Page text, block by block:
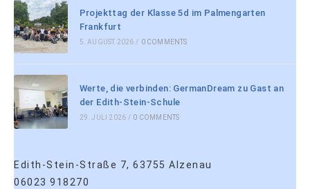
Projekttag der Klasse 5d im Palmengarten
Frankfurt
5. AUGUST 2026 / 0 COMMENTS
Werte, die verbinden: GermanDream zu Gast an
der Edith-Stein-Schule
29. JULI 2026 / 0 COMMENTS
Edith-Stein-Straße 7, 63755 Alzenau
06023 918270